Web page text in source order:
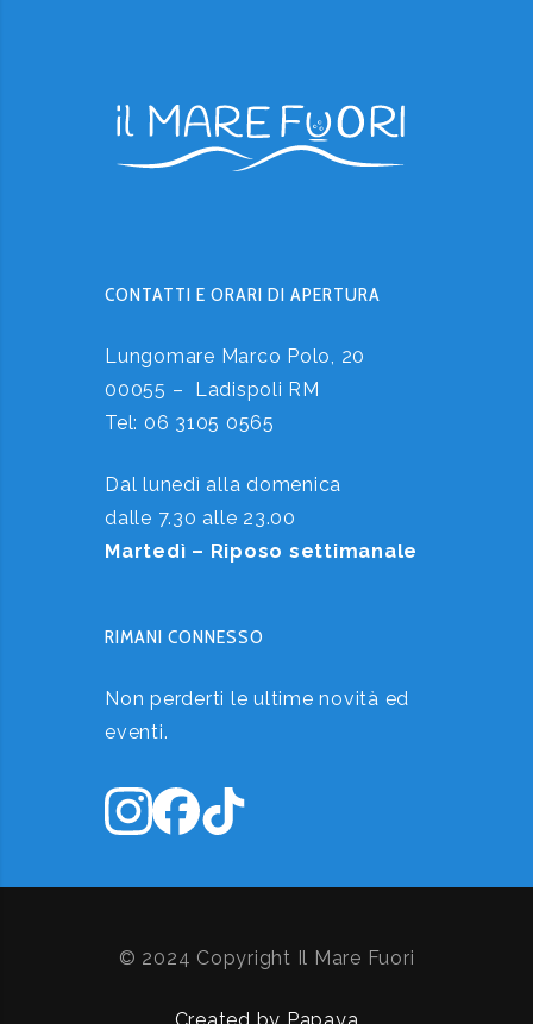
CONTATTI E ORARI DI APERTURA
Lungomare Marco Polo, 20
00055 – Ladispoli RM
Tel: 06 3105 0565
Dal lunedì alla domenica
dalle 7.30 alle 23.00
Martedì – Riposo settimanale
RIMANI CONNESSO
Non perderti le ultime novità ed
eventi.
© 2024 Copyright Il Mare Fuori